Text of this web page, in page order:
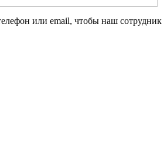
или email, чтобы наш сотрудник